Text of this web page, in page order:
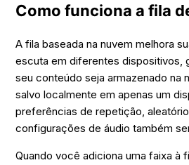
Como funciona a fila
A fila baseada na nuvem melhora
escuta em diferentes dispositivos,
seu conteúdo seja armazenado na
salvo localmente em apenas um
preferências de repetição,
configurações de áudio também
Quando você adiciona uma faixa à